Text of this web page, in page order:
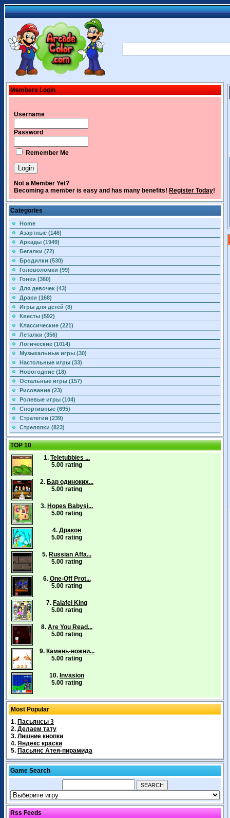
Members Login
Username
Password
Remember Me
Not a Member Yet?
Becoming a member is easy and has many benefits! Register Today!
Categories
Home
Азартные (146)
Аркады (1949)
Бегалки (72)
Бродилки (530)
Головоломки (99)
Гонки (360)
Для девочек (43)
Драки (168)
Игры для детей (8)
Квесты (592)
Классические (221)
Леталки (356)
Логические (1014)
Музыкальные игры (30)
Настольные игры (33)
Новогодние (18)
Остальные игры (157)
Рисование (23)
Ролевые игры (104)
Спортивные (695)
Стратегии (239)
Стрелялки (823)
TOP 10
1. Teletubbies ...
5.00 rating
2. Бар одиноких...
5.00 rating
3. Hopes Babysi...
5.00 rating
4. Дракон
5.00 rating
5. Russian Affa...
5.00 rating
6. One-Off Prot...
5.00 rating
7. Falafel King
5.00 rating
8. Are You Read...
5.00 rating
9. Камень-ножни...
5.00 rating
10. Invasion
5.00 rating
Most Popular
1. Пасьянсы 3
2. Делаем тату
3. Лишние кнопки
4. Яндекс краски
5. Пасьянс Атея-пирамида
Game Search
Rss Feeds